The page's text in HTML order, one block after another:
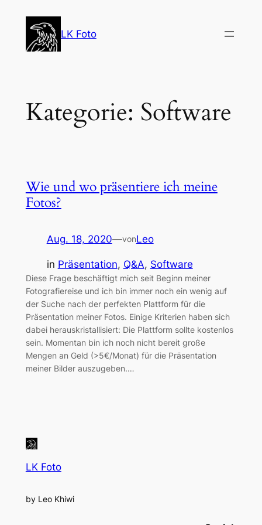
springen
LK Foto
Kategorie: Software
Wie und wo präsentiere ich meine
Fotos?
Aug. 18, 2020—vonLeo
in Präsentation, Q&A, Software
Diese Frage beschäftigt mich seit Beginn meiner
Fotografiereise und ich bin immer noch ein wenig auf
der Suche nach der perfekten Plattform für die
Präsentation meiner Fotos. Einige Kriterien haben sich
dabei herauskristallisiert: Die Plattform sollte kostenlos
sein. Momentan bin ich noch nicht bereit große
Mengen an Geld (>5€/Monat) für die Präsentation
meiner Bilder auszugeben.…
LK Foto
by Leo Khiwi